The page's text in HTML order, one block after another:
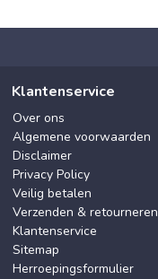
Klantenservice
Over ons
Algemene voorwaarden
Disclaimer
Privacy Policy
Veilig betalen
Verzenden & retourneren
Klantenservice
Sitemap
Herroepingsformulier